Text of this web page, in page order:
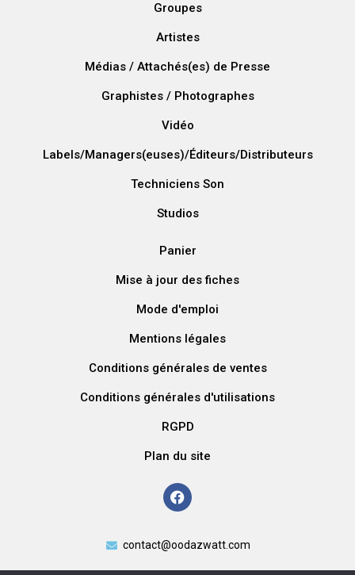
Groupes
Artistes
Médias / Attachés(es) de Presse
Graphistes / Photographes
Vidéo
Labels/Managers(euses)/Éditeurs/Distributeurs
Techniciens Son
Studios
Panier
Mise à jour des fiches
Mode d'emploi
Mentions légales
Conditions générales de ventes
Conditions générales d'utilisations
RGPD
Plan du site
contact@oodazwatt.com